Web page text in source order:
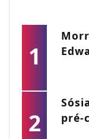
1
2
pré-